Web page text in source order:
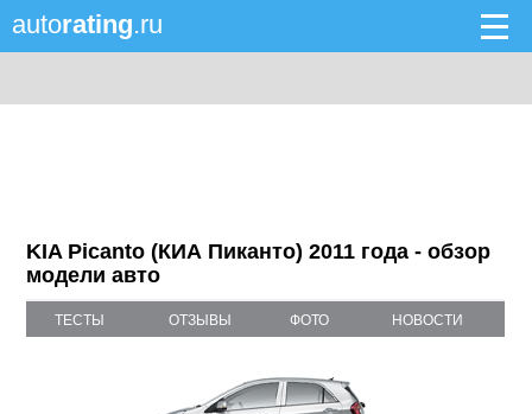
autorating.ru
KIA Picanto (КИА Пиканто) 2011 года - обзор
модели авто
ТЕСТЫ ОТЗЫВЫ ФОТО НОВОСТИ